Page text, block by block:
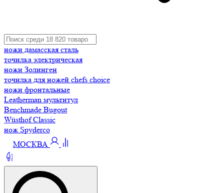
ножи дамасская сталь
точилка электрическая
ножи Золинген
точилка для ножей chefs choice
ножи фронтальные
Leatherman мультитул
Benchmade Bugout
Wüsthof Classic
нож Spyderco
МОСКВА